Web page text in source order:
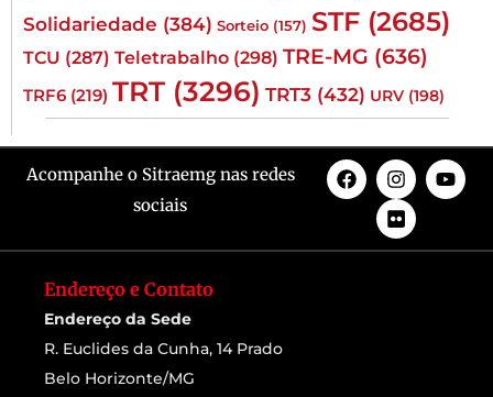
Solidariedade (384) Sorteio (157) STF (2685)
TCU (287) Teletrabalho (298) TRE-MG (636)
TRF6 (219) TRT (3296) TRT3 (432) URV (198)
Acompanhe o Sitraemg nas redes
sociais
Endereço e Contato
Endereço da Sede
R. Euclides da Cunha, 14 Prado
Belo Horizonte/MG